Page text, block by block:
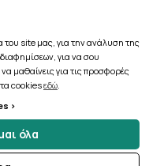
του site μας, για την ανάλυση της
για να σου
μαθαίνεις για τις προσφορές
cookiesεδώ.
>
όλα